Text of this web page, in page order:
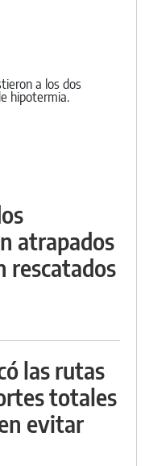
atrapados
rescatados
las rutas
totales
evitar